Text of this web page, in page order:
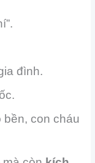
đình.
bền, con cháu